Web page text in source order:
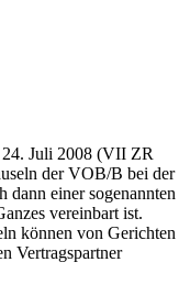
Juli 2008 (VII ZR
der VOB/B bei der
dann einer sogenannten
vereinbart ist.
können von Gerichten
Vertragspartner